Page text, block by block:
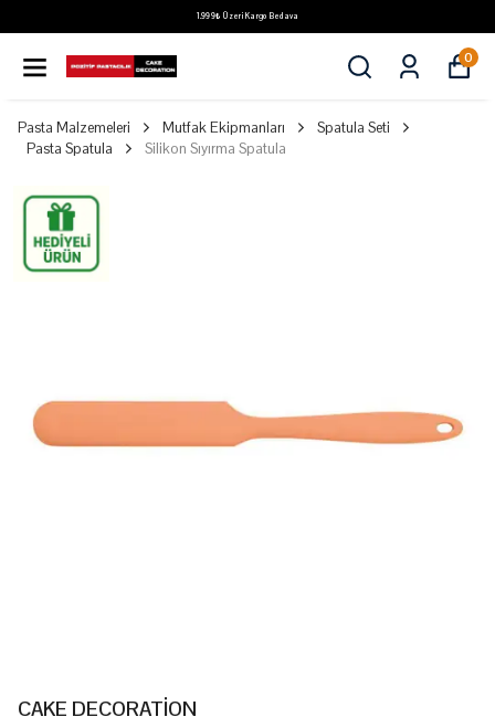
1.999₺ Üzeri Kargo Bedava
0
Pasta Malzemeleri Mutfak Ekipmanları
Spatula Seti
Pasta Spatula
Silikon Sıyırma Spatula
CAKE DECORATİON